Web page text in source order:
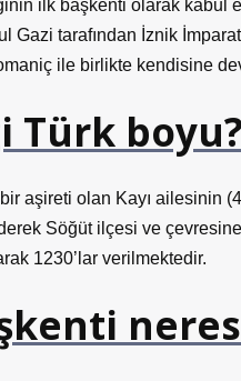
ilk başkenti olarak kabul
Gazi tarafından İznik
ile birlikte kendisine
Türk boyu?
aşireti olan Kayı ailesinin
Söğüt ilçesi ve
1230’lar verilmektedir.